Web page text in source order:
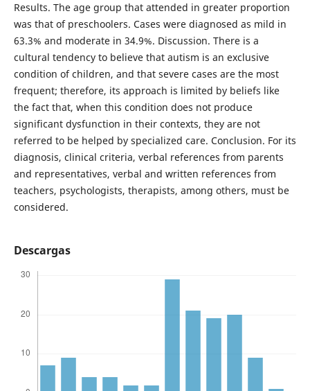
Results. The age group that attended in greater proportion
was that of preschoolers. Cases were diagnosed as mild in
63.3% and moderate in 34.9%. Discussion. There is a
cultural tendency to believe that autism is an exclusive
condition of children, and that severe cases are the most
frequent; therefore, its approach is limited by beliefs like
the fact that, when this condition does not produce
significant dysfunction in their contexts, they are not
referred to be helped by specialized care. Conclusion. For its
diagnosis, clinical criteria, verbal references from parents
and representatives, verbal and written references from
teachers, psychologists, therapists, among others, must be
considered.
Descargas